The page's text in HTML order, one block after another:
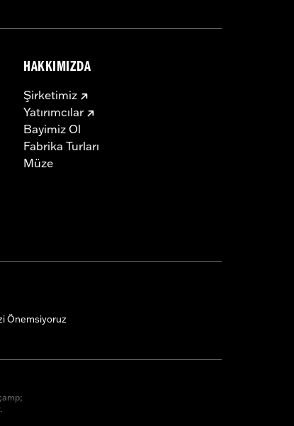
HAKKIMIZDA
Şirketimiz
Yatırımcılar
Bayimiz Ol
Fabrika Turları
Müze
Önemsiyoruz